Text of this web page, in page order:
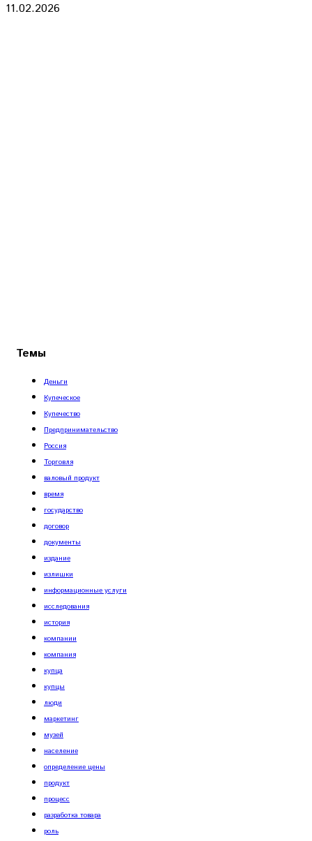
11.02.2026
Темы
Деньги
Купеческое
Купечество
Предпринимательство
Россия
Торговля
валовый продукт
время
государство
договор
документы
издание
излишки
информационные услуги
исследования
история
компании
компания
купца
купцы
люди
маркетинг
музей
население
определение цены
продукт
процесс
разработка товара
роль